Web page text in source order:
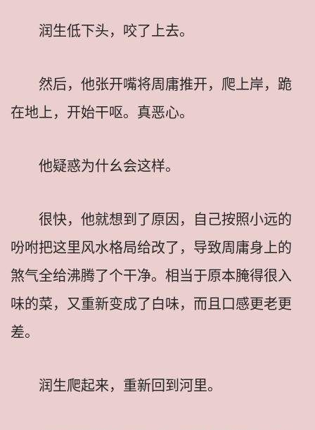
润生低下头，咬了上去。
然后，他张开嘴将周庸推开，爬上岸，跪
在地上，开始干呕。真恶心。
他疑惑为什幺会这样。
很快，他就想到了原因，自己按照小远的
吩咐把这里风水格局给改了，导致周庸身上的
煞气全给沸腾了个干净。相当于原本腌得很入
味的菜，又重新变成了白味，而且口感更老更
差。
润生爬起来，重新回到河里。